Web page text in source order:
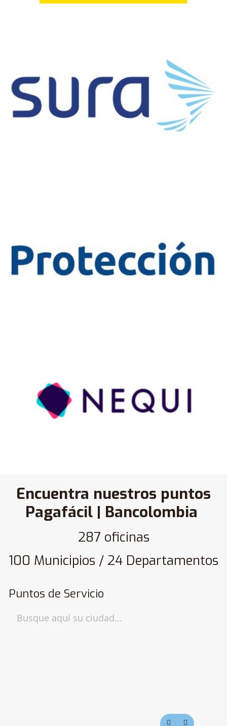
Encuentra nuestros puntos
Pagafácil | Bancolombia
287 oficinas
100 Municipios / 24 Departamentos
Puntos de Servicio